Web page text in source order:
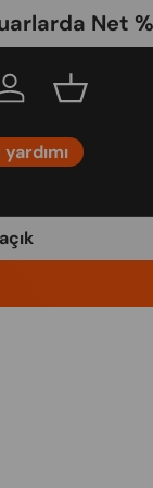
Net %30
Log in Basket